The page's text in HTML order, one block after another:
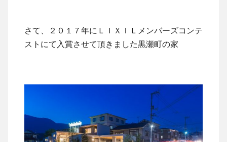
さて、２０１７年にＬＩＸＩＬメンバーズコンテ
ストにて入賞させて頂きました黒瀬町の家